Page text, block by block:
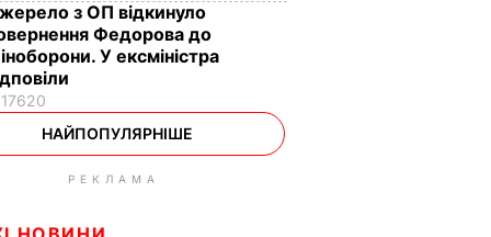
з ОП відкинуло
Федорова до
У ексміністра
17620
НАЙПОПУЛЯРНІШЕ
РЕКЛАМА